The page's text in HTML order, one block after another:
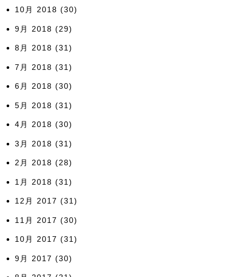
10月 2018 (30)
9月 2018 (29)
8月 2018 (31)
7月 2018 (31)
6月 2018 (30)
5月 2018 (31)
4月 2018 (30)
3月 2018 (31)
2月 2018 (28)
1月 2018 (31)
12月 2017 (31)
11月 2017 (30)
10月 2017 (31)
9月 2017 (30)